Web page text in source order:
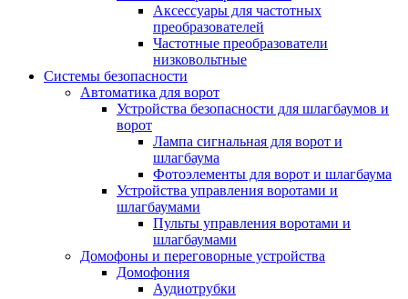
Аксессуары для частотных
преобразователей
Частотные преобразователи
низковольтные
Системы безопасности
Автоматика для ворот
Устройства безопасности для шлагбаумов и
ворот
Лампа сигнальная для ворот и
шлагбаума
Фотоэлементы для ворот и шлагбаума
Устройства управления воротами и
шлагбаумами
Пульты управления воротами и
шлагбаумами
Домофоны и переговорные устройства
Домофония
Аудиотрубки